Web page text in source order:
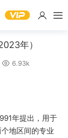
年）
6.93k
年提出，用于
地区间的专业